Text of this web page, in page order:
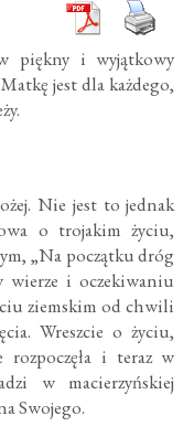
piękny i wyjątkowy
jest dla każdego,
Nie jest to jednak
o trojakim życiu,
„Na początku dróg
wierze i oczekiwaniu
ziemskim od chwili
Wreszcie o życiu,
i teraz w
w macierzyńskiej
Swojego.